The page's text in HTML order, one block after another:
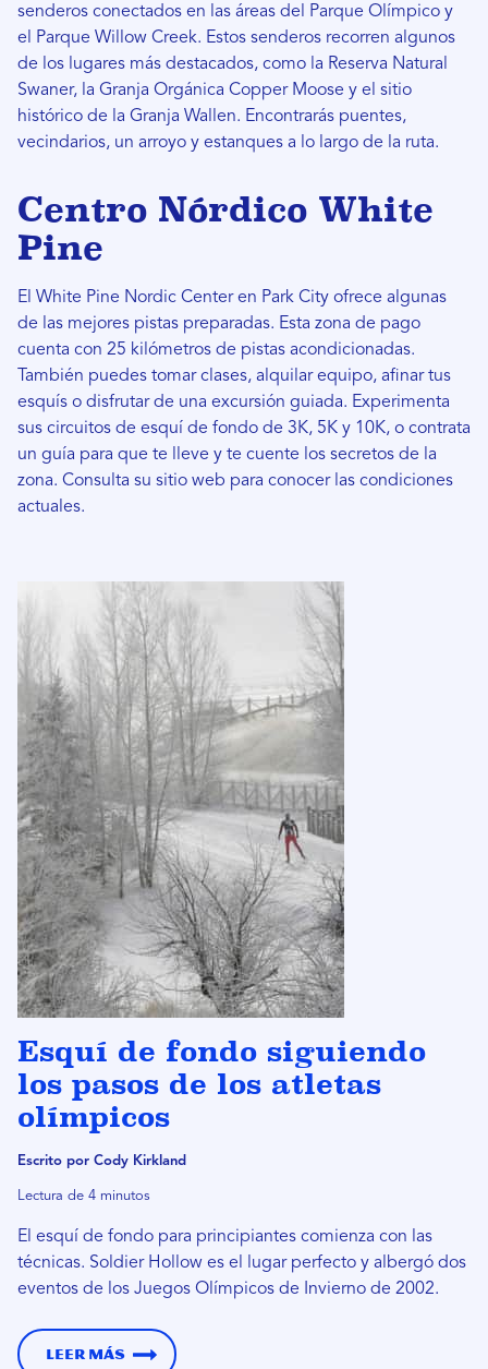
senderos conectados en las áreas del Parque Olímpico y
el Parque Willow Creek. Estos senderos recorren algunos
de los lugares más destacados, como la Reserva Natural
Swaner, la Granja Orgánica Copper Moose y el sitio
histórico de la Granja Wallen. Encontrarás puentes,
vecindarios, un arroyo y estanques a lo largo de la ruta.
Centro Nórdico White
Pine
El White Pine Nordic Center en Park City ofrece algunas
de las mejores pistas preparadas. Esta zona de pago
cuenta con 25 kilómetros de pistas acondicionadas.
También puedes tomar clases, alquilar equipo, afinar tus
esquís o disfrutar de una excursión guiada. Experimenta
sus circuitos de esquí de fondo de 3K, 5K y 10K, o contrata
un guía para que te lleve y te cuente los secretos de la
zona. Consulta su sitio web para conocer las condiciones
actuales.
Esquí de fondo siguiendo
los pasos de los atletas
olímpicos
Escrito por Cody Kirkland
Lectura de 4 minutos
El esquí de fondo para principiantes comienza con las
técnicas. Soldier Hollow es el lugar perfecto y albergó dos
eventos de los Juegos Olímpicos de Invierno de 2002.
Leer más